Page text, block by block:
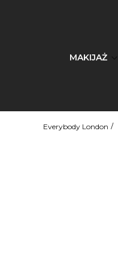
MAKIJAŻ
Everybody London